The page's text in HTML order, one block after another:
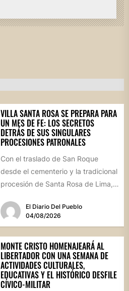
VILLA SANTA ROSA SE PREPARA PARA
UN MES DE FE: LOS SECRETOS
DETRÁS DE SUS SINGULARES
PROCESIONES PATRONALES
Con el traslado de San Roque
desde el cementerio y la tradicional
procesión de Santa Rosa de Lima,
El Diario Del Pueblo
04/08/2026
MONTE CRISTO HOMENAJEARÁ AL
LIBERTADOR CON UNA SEMANA DE
ACTIVIDADES CULTURALES,
EDUCATIVAS Y EL HISTÓRICO DESFILE
CÍVICO-MILITAR